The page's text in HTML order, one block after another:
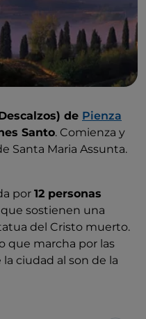
de Pienza
Santo. Comienza y
Santa Maria Assunta.
por 12 personas
que sostienen una
del Cristo muerto.
que marcha por las
ciudad al son de la